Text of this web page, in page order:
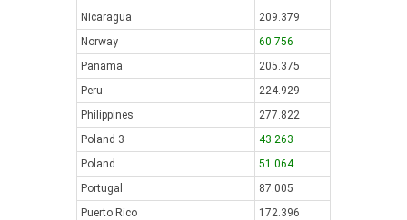
Nicaragua
209.379
Norway
60.756
Panama
205.375
Peru
224.929
Philippines
277.822
Poland 3
43.263
Poland
51.064
Portugal
87.005
Puerto Rico
172.396